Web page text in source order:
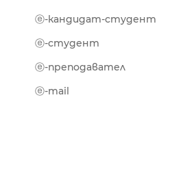
ⓔ-кандидат-студент
ⓔ-студент
ⓔ-преподавател
ⓔ-mail